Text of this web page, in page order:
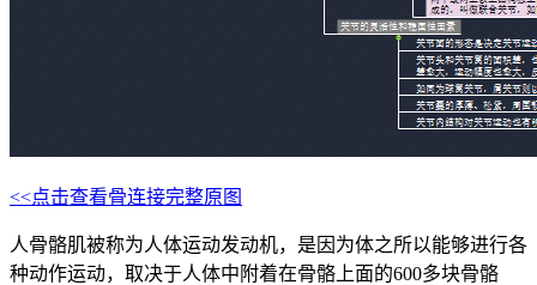
<<点击查看骨连接完整原图
人骨骼肌被称为人体运动发动机，是因为体之所以能够进行各
种动作运动，取决于人体中附着在骨骼上面的600多块骨骼